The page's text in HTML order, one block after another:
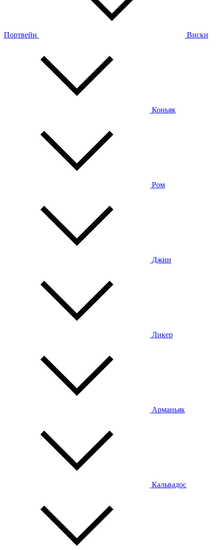
Портвейн Виски
Коньяк
Ром
Джин
Ликер
Арманьяк
Кальвадос